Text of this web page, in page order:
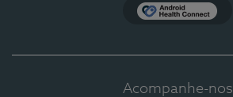
Acompanhe-nos